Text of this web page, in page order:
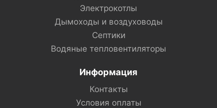
Электрокотлы
Дымоходы и воздуховоды
Септики
Водяные тепловентиляторы
Информация
Контакты
Условия оплаты